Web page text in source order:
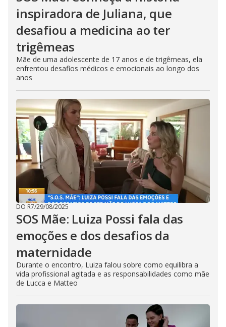
inspiradora de Juliana, que
desafiou a medicina ao ter
trigêmeas
Mãe de uma adolescente de 17 anos e de trigêmeas, ela
enfrentou desafios médicos e emocionais ao longo dos
anos
DO R7/29/08/2025
SOS Mãe: Luiza Possi fala das
emoções e dos desafios da
maternidade
Durante o encontro, Luiza falou sobre como equilibra a
vida profissional agitada e as responsabilidades como mãe
de Lucca e Matteo